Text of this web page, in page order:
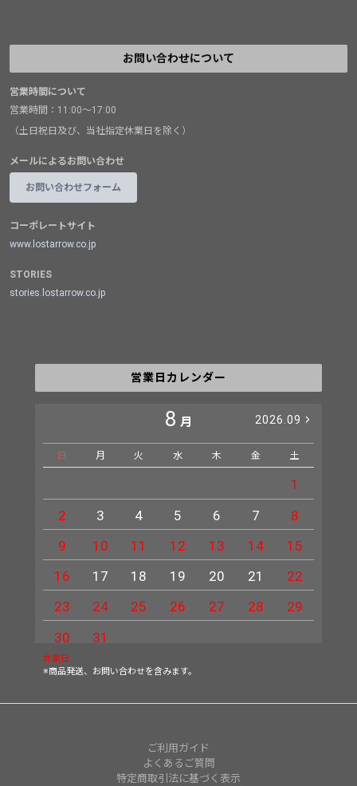
お問い合わせについて
営業時間について
営業時間：11:00～17:00
（土日祝日及び、当社指定休業日を除く）
メールによるお問い合わせ
お問い合わせフォーム
コーポレートサイト
www.lostarrow.co.jp
STORIES
stories.lostarrow.co.jp
営業日カレンダー
8 月 2026.09
日 月 火 水 木 金 土
1
2
3 4 5 6 7
8
9
10 11 12 13 14
15
16
17 18 19 20 21
22
23
24 25 26 27 28
29
30
31
休業日
※商品発送、お問い合わせを含みます。
ご利用ガイド
よくあるご質問
特定商取引法に基づく表示